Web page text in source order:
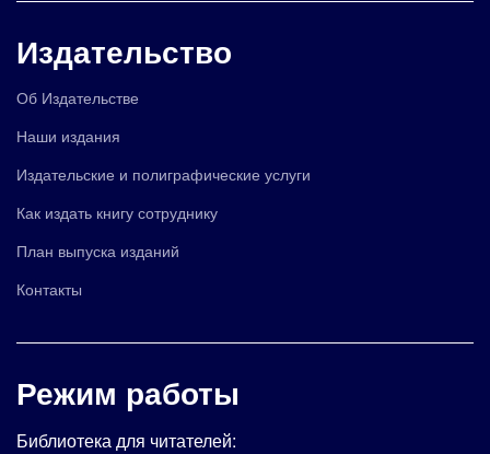
Издательство
Об Издательстве
Наши издания
Издательские и полиграфические услуги
Как издать книгу сотруднику
План выпуска изданий
Контакты
Режим работы
Библиотека для читателей: